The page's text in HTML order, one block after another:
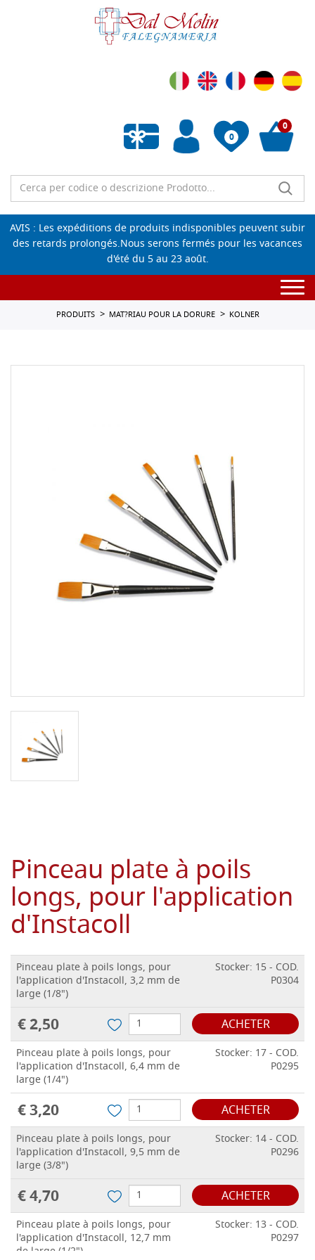
0
Liste de souhaits vide
0
AVIS : Les expéditions de produits indisponibles peuvent subir
des retards prolongés.Nous serons fermés pour les vacances
d'été du 5 au 23 août.
PRODUITS MAT?RIAU POUR LA DORURE KOLNER
Pinceau plate à poils
longs, pour l'application
d'Instacoll
Pinceau plate à poils longs, pour
l'application d'Instacoll, 3,2 mm de
large (1/8")
Stocker: 15 - COD.
P0304
€ 2,50 ACHETER
Pinceau plate à poils longs, pour
l'application d'Instacoll, 6,4 mm de
large (1/4")
Stocker: 17 - COD.
P0295
€ 3,20 ACHETER
Pinceau plate à poils longs, pour
l'application d'Instacoll, 9,5 mm de
large (3/8")
Stocker: 14 - COD.
P0296
€ 4,70 ACHETER
Pinceau plate à poils longs, pour
l'application d'Instacoll, 12,7 mm
de large (1/2")
Stocker: 13 - COD.
P0297